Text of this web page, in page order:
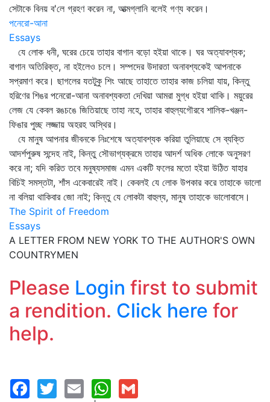
সেটাকে বিনয় ব'লে গ্রহণ করেন না, আত্মগ্লানি বলেই গণ্য করেন।
পনেরো-আনা
Essays
যে লোক ধনী, ঘরের চেয়ে তাহার বাগান বড়ো হইয়া থাকে। ঘর অত্যাবশ্যক;
বাগান অতিরিক্ত, না হইলেও চলে। সম্পদের উদারতা অনাবশ্যকেই আপনাকে
সপ্রমাণ করে। ছাগলের যতটুকু শিং আছে তাহাতে তাহার কাজ চলিয়া যায়, কিন্তু
হরিণের শিঙর পনেরো-আনা অনাবশ্যকতা দেখিয়া আমরা মুগ্ধ হইয়া থাকি। ময়ুরের
লেজ যে কেবল রঙচঙে জিতিয়াছে তাহা নহে, তাহার বাহুল্যগৌরবে শালিক-খঞ্জন-
ফিঙার পুচ্ছ লজ্জায় অহরহ অস্থির।
যে মানুষ আপনার জীবনকে নিঃশেষে অত্যাবশ্যক করিয়া তুলিয়াছে সে ব্যক্তি
আদর্শপুরুষ সন্দেহ নাই, কিন্তু সৌভাগ্যক্রমে তাহার আদর্শ অধিক লোকে অনুসরণ
করে না; যদি করিত তবে মনুষ্যসমাজ এমন একটি ফলের মতো হইয়া উঠিত যাহার
বিচিই সমস্তটা, শাঁস একেবারেই নাই। কেবলই যে লোক উপকার করে তাহাকে ভালো
না বলিয়া থাকিবার জো নাই; কিন্তু যে লোকটা বাহুল্য, মানুষ তাহাকে ভালোবাসে।
The Spirit of Freedom
Essays
A LETTER FROM NEW YORK TO THE AUTHOR'S OWN
COUNTRYMEN
Please Login first to submit
a rendition. Click here for
help.